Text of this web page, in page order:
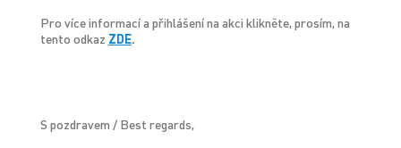
Pro více informací a přihlášení na akci klikněte, prosím, na
tento odkaz ZDE.
S pozdravem / Best regards,